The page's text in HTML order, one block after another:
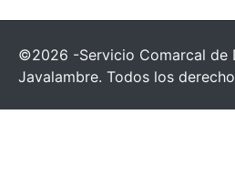
©2026 -Servicio Comarcal de
Javalambre. Todos los